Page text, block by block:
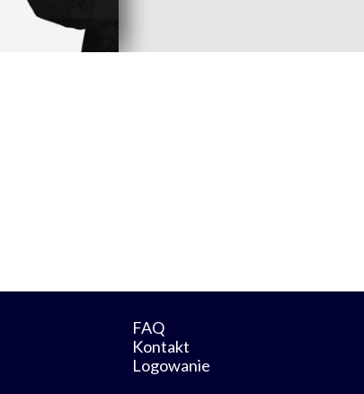
FAQ
Kontakt
Logowanie